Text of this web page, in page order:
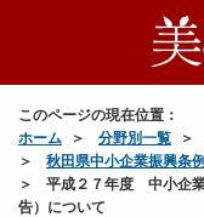
このページの現在位置：
ホーム
分野別一覧
秋田県中小企業振興条例
平成２７年度 中小企
告）について